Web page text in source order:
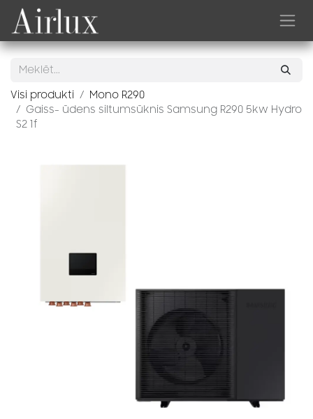
Skip to Content
Visi produkti
Mono R290
Gaiss- ūdens siltumsūknis Samsung R290 5kw Hydro
S2 1f